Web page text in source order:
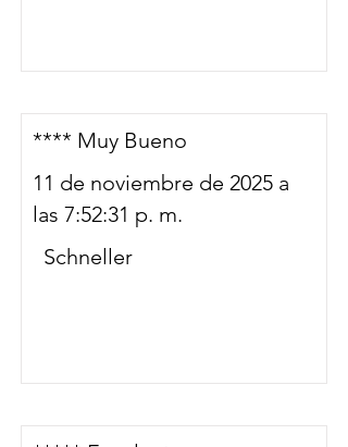
**** Muy Bueno
11 de noviembre de 2025 a
las 7:52:31 p. m.
Schneller